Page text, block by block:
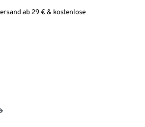
ab 29 € & kostenlose